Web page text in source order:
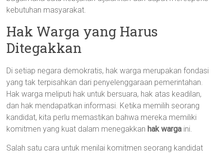
kebutuhan masyarakat.
Hak Warga yang Harus
Ditegakkan
Di setiap negara demokratis, hak warga merupakan fondasi
yang tak terpisahkan dari penyelenggaraan pemerintahan.
Hak warga meliputi hak untuk bersuara, hak atas keadilan,
dan hak mendapatkan informasi. Ketika memilih seorang
kandidat, kita perlu memastikan bahwa mereka memiliki
komitmen yang kuat dalam menegakkan hak warga ini.
Salah satu cara untuk menilai komitmen seorang kandidat